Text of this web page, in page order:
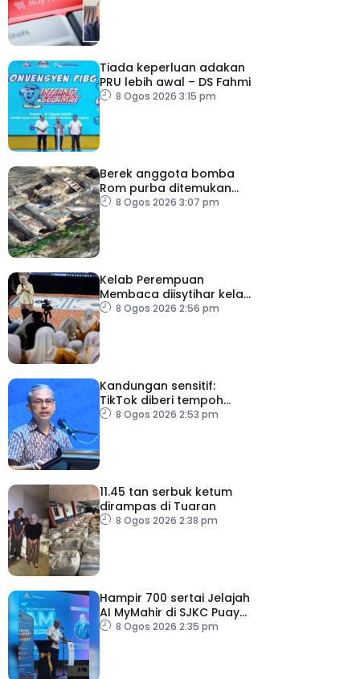
Tiada keperluan adakan
PRU lebih awal – DS Fahmi
8 Ogos 2026 3:15 pm
Berek anggota bomba
Rom purba ditemukan
berhampiran Colosseum
8 Ogos 2026 3:07 pm
Kelab Perempuan
Membaca diisytihar kelab
membaca terbesar di
8 Ogos 2026 2:56 pm
Kandungan sensitif:
TikTok diberi tempoh
perkukuh sistem
8 Ogos 2026 2:53 pm
11.45 tan serbuk ketum
dirampas di Tuaran
8 Ogos 2026 2:38 pm
Hampir 700 sertai Jelajah
AI MyMahir di SJKC Puay
Chai 2, terbesar setakat
8 Ogos 2026 2:35 pm